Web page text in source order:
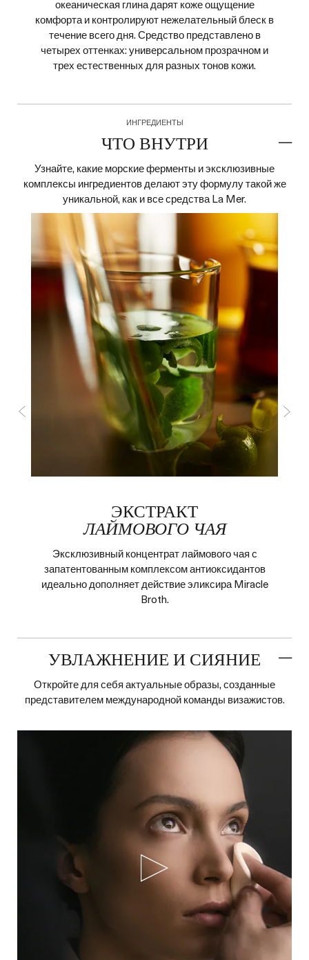
океаническая глина дарят коже ощущение
комфорта и контролируют нежелательный блеск в
течение всего дня. Средство представлено в
четырех оттенках: универсальном прозрачном и
трех естественных для разных тонов кожи.
ИНГРЕДИЕНТЫ
ЧТО ВНУТРИ
Узнайте, какие морские ферменты и эксклюзивные
комплексы ингредиентов делают эту формулу такой же
уникальной, как и все средства La Mer.
ЭКСТРАКТ
ЛАЙМОВОГО ЧАЯ
Эксклюзивный концентрат лаймового чая с
запатентованным комплексом антиоксидантов
идеально дополняет действие эликсира Miracle
Broth.
УВЛАЖНЕНИЕ И СИЯНИЕ
Откройте для себя актуальные образы, созданные
представителем международной команды визажистов.